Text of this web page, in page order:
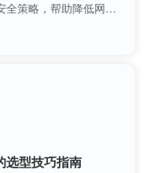
全策略，帮助降低网站
选型技巧指南